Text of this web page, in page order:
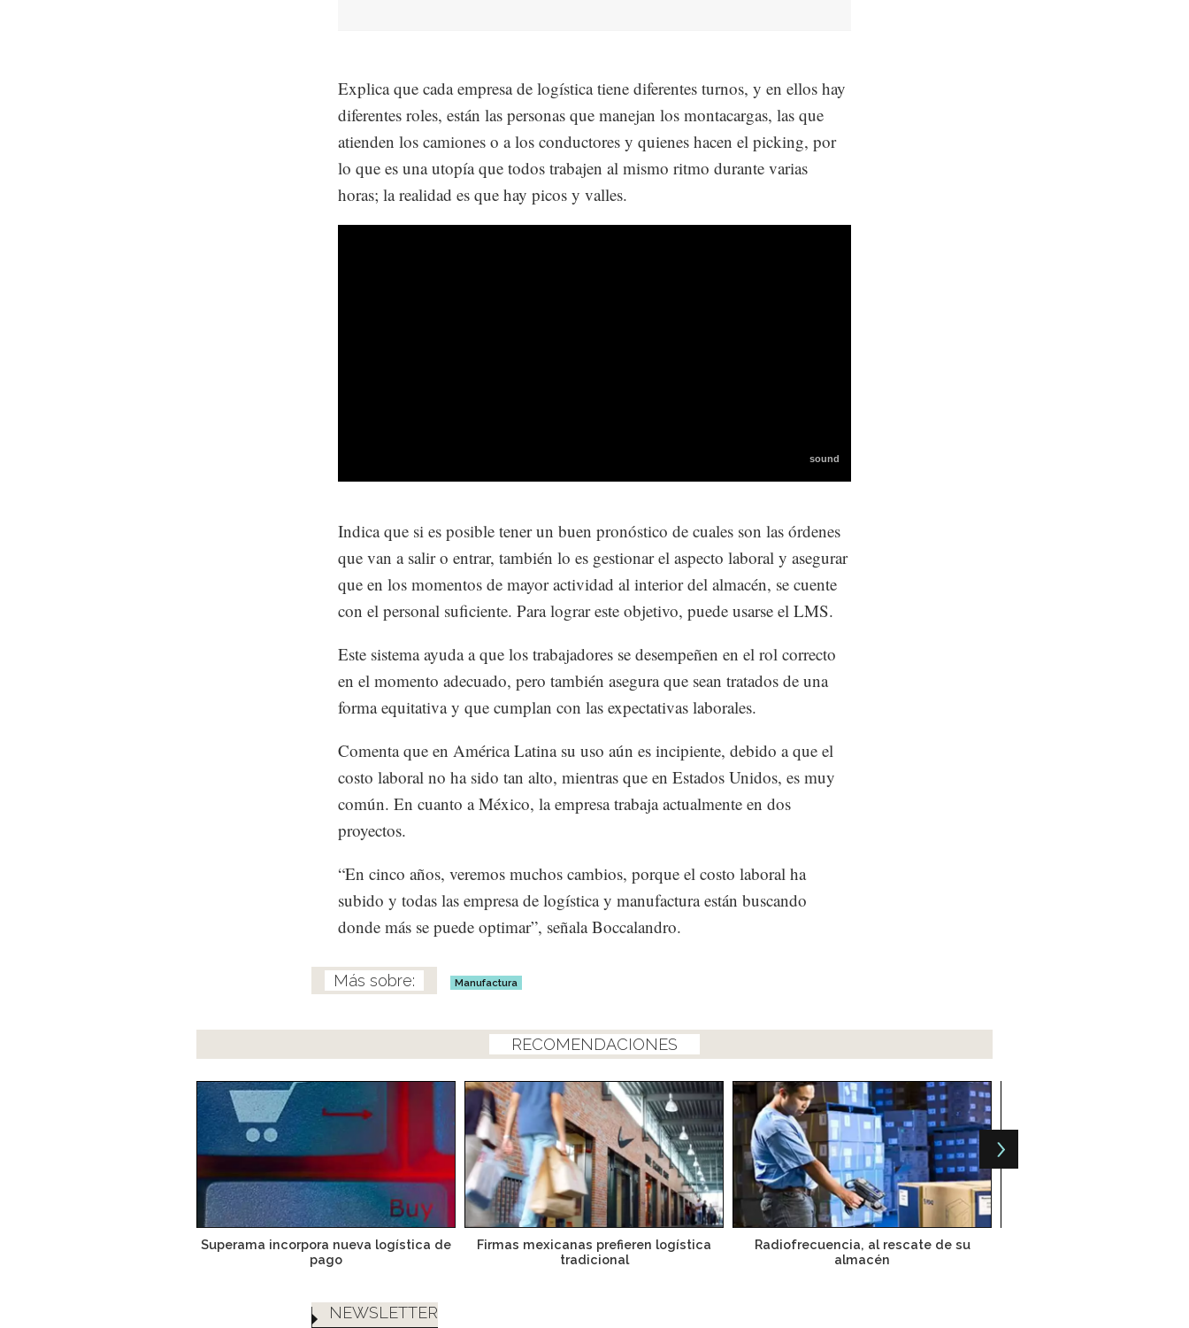
Explica que cada empresa de logística tiene diferentes turnos, y en ellos hay
diferentes roles, están las personas que manejan los montacargas, las que
atienden los camiones o a los conductores y quienes hacen el picking, por
lo que es una utopía que todos trabajen al mismo ritmo durante varias
horas; la realidad es que hay picos y valles.
Indica que si es posible tener un buen pronóstico de cuales son las órdenes
que van a salir o entrar, también lo es gestionar el aspecto laboral y asegurar
que en los momentos de mayor actividad al interior del almacén, se cuente
con el personal suficiente. Para lograr este objetivo, puede usarse el LMS.
Este sistema ayuda a que los trabajadores se desempeñen en el rol correcto
en el momento adecuado, pero también asegura que sean tratados de una
forma equitativa y que cumplan con las expectativas laborales.
Comenta que en América Latina su uso aún es incipiente, debido a que el
costo laboral no ha sido tan alto, mientras que en Estados Unidos, es muy
común. En cuanto a México, la empresa trabaja actualmente en dos
proyectos.
“En cinco años, veremos muchos cambios, porque el costo laboral ha
subido y todas las empresa de logística y manufactura están buscando
donde más se puede optimar”, señala Boccalandro.
Manufactura
RECOMENDACIONES
Superama incorpora nueva logística de
pago
Firmas mexicanas prefieren logística
tradicional
Radiofrecuencia, al rescate de su
almacén
NEWSLETTER